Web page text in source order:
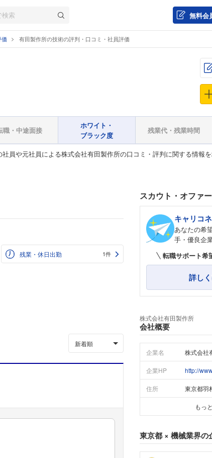
無料会
有田製作所の技術の評判・口コミ・社員評価
職・中途面接
ホワイト・
ブラック度
残業代・残業時間
員や元社員による株式会社有田製作所の口コミ・評判に関する情報
残業・休日出勤 1件
新着順
スカウト・オファ
キャリコ
あなたの希
手・優良企
転職サポート希
詳し
株式会社有田製作所
会社概要
企業名 株式会社
企業HP http://
住所 東京都羽
もっ
東京都 × 機械業界の